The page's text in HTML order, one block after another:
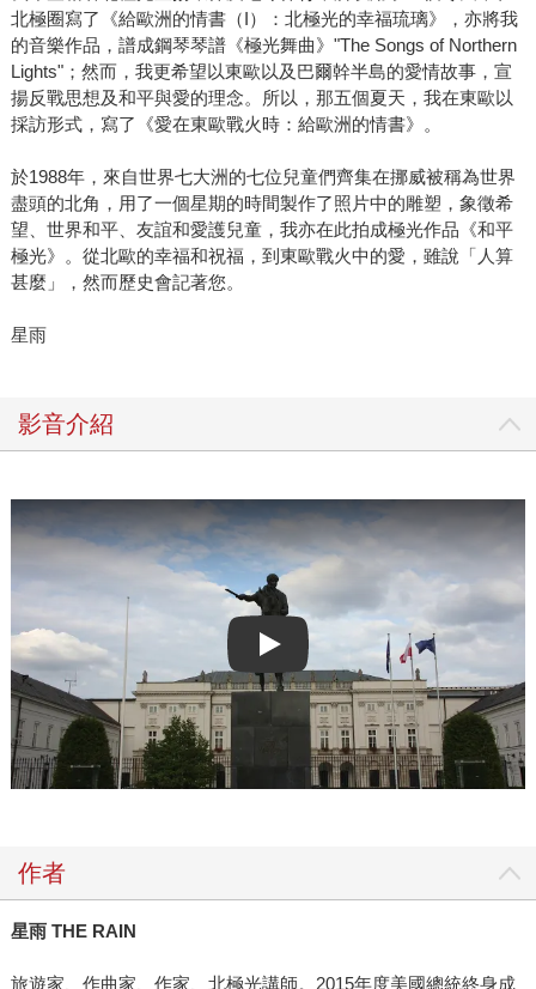
北極圈寫了《給歐洲的情書（I）：北極光的幸福琉璃》，亦將我
的音樂作品，譜成鋼琴琴譜《極光舞曲》"The Songs of Northern
Lights"；然而，我更希望以東歐以及巴爾幹半島的愛情故事，宣
揚反戰思想及和平與愛的理念。所以，那五個夏天，我在東歐以
採訪形式，寫了《愛在東歐戰火時：給歐洲的情書》。
於1988年，來自世界七大洲的七位兒童們齊集在挪威被稱為世界
盡頭的北角，用了一個星期的時間製作了照片中的雕塑，象徵希
望、世界和平、友誼和愛護兒童，我亦在此拍成極光作品《和平
極光》。從北歐的幸福和祝福，到東歐戰火中的愛，雖說「人算
甚麼」，然而歷史會記著您。
星雨
影音介紹
Play video
作者
星雨 THE RAIN
旅遊家、作曲家、作家、北極光講師。2015年度美國總統終身成